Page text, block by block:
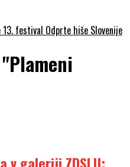
13. festival Odprte hiše Slovenije
v galeriji ZDSLU: